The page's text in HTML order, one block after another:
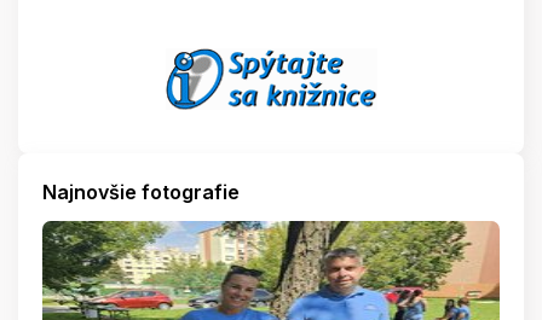
Najnovšie fotografie